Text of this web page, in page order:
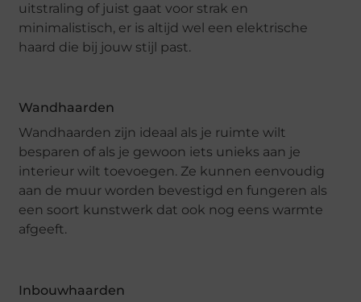
uitstraling of juist gaat voor strak en
minimalistisch, er is altijd wel een elektrische
haard die bij jouw stijl past.
Wandhaarden
Wandhaarden zijn ideaal als je ruimte wilt
besparen of als je gewoon iets unieks aan je
interieur wilt toevoegen. Ze kunnen eenvoudig
aan de muur worden bevestigd en fungeren als
een soort kunstwerk dat ook nog eens warmte
afgeeft.
Inbouwhaarden